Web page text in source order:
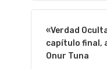
«Verdad
capítulo final,
Onur Tuna